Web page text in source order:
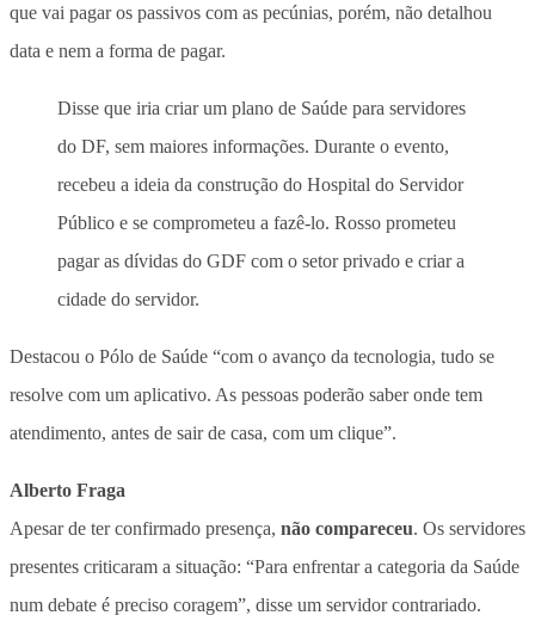
que vai pagar os passivos com as pecúnias, porém, não detalhou
data e nem a forma de pagar.
Disse que iria criar um plano de Saúde para servidores
do DF, sem maiores informações. Durante o evento,
recebeu a ideia da construção do Hospital do Servidor
Público e se comprometeu a fazê-lo. Rosso prometeu
pagar as dívidas do GDF com o setor privado e criar a
cidade do servidor.
Destacou o Pólo de Saúde “com o avanço da tecnologia, tudo se
resolve com um aplicativo. As pessoas poderão saber onde tem
atendimento, antes de sair de casa, com um clique”.
Alberto Fraga
Apesar de ter confirmado presença, não compareceu. Os servidores
presentes criticaram a situação: “Para enfrentar a categoria da Saúde
num debate é preciso coragem”, disse um servidor contrariado.